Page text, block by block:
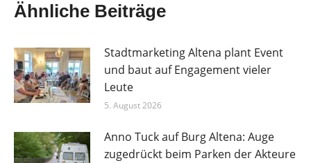
Ähnliche Beiträge
Stadtmarketing Altena plant Event
und baut auf Engagement vieler
Leute
5. August 2026
Anno Tuck auf Burg Altena: Auge
zugedrückt beim Parken der Akteure